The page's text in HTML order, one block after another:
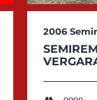
2006